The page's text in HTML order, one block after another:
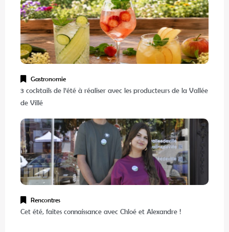
Gastronomie
3 cocktails de l’été à réaliser avec les producteurs de la Vallée
de Villé
Rencontres
Cet été, faites connaissance avec Chloé et Alexandre !